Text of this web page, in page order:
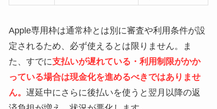
Apple専用枠は通常枠とは別に審査や利用条件が設
定されるため、必ず使えるとは限りません。ま
た、すでに支払いが遅れている・利用制限がかか
っている場合は現金化を進めるべきではありませ
ん。 遅延中にさらに後払いを使うと翌月以降の返